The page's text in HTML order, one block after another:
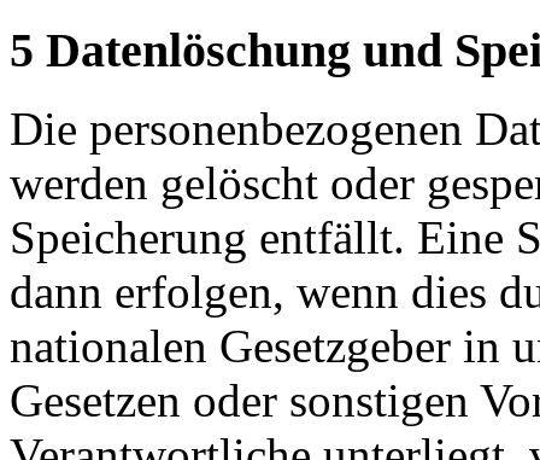
5 Datenlöschung und
Die personenbezogenen
werden gelöscht oder
Speicherung entfällt. Eine
dann erfolgen, wenn dies
nationalen Gesetzgeber in
Gesetzen oder sonstigen